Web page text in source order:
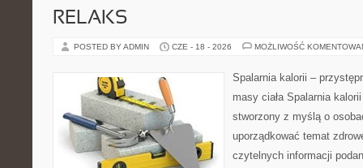
RELAKS
POSTED BY ADMIN CZE - 18 - 2026 MOŻLIWOŚĆ
Spalarnia kalorii –
masy ciała Spalarnia
stworzony z myślą o
uporządkować temat
czytelnych informacji